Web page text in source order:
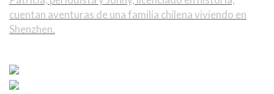
cuentan aventuras de una familia chilena viviendo en
Shenzhen.